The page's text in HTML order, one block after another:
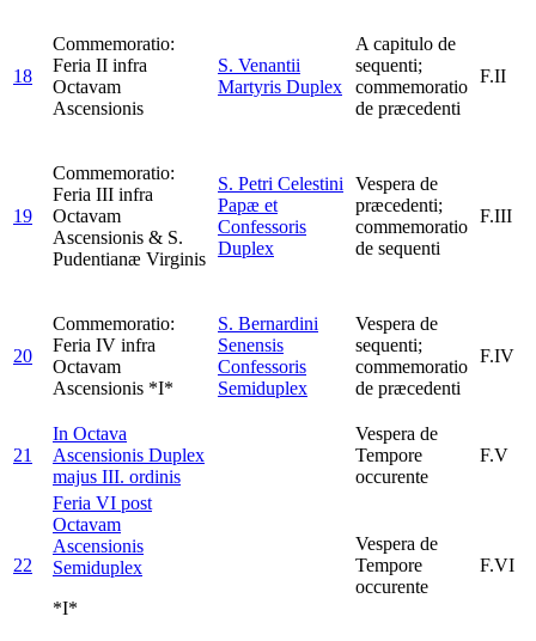
18
Commemoratio:
Feria II infra
Octavam
Ascensionis
S. Venantii
Martyris Duplex
A capitulo de
sequenti;
commemoratio
de præcedenti
F.II
19
Commemoratio:
Feria III infra
Octavam
Ascensionis & S.
Pudentianæ Virginis
S. Petri Celestini
Papæ et
Confessoris
Duplex
Vespera de
præcedenti;
commemoratio
de sequenti
F.III
20
Commemoratio:
Feria IV infra
Octavam
Ascensionis *I*
S. Bernardini
Senensis
Confessoris
Semiduplex
Vespera de
sequenti;
commemoratio
de præcedenti
F.IV
21
In Octava
Ascensionis Duplex
majus III. ordinis
Vespera de
Tempore
occurente
F.V
22
Feria VI post
Octavam
Ascensionis
Semiduplex
*I*
Vespera de
Tempore
occurente
F.VI